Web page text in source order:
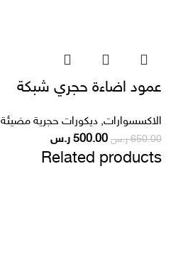
عمود اضاءة حجري شبكة
الاكسسوارات, ديكورات حجرية مضيئة
650.00 ر.س 500.00 ر.س
Related products